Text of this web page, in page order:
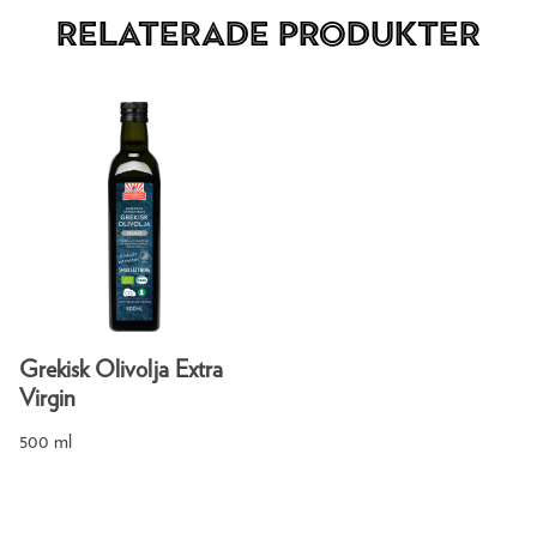
Relaterade produkter
Grekisk Olivolja Extra
Virgin
500 ml